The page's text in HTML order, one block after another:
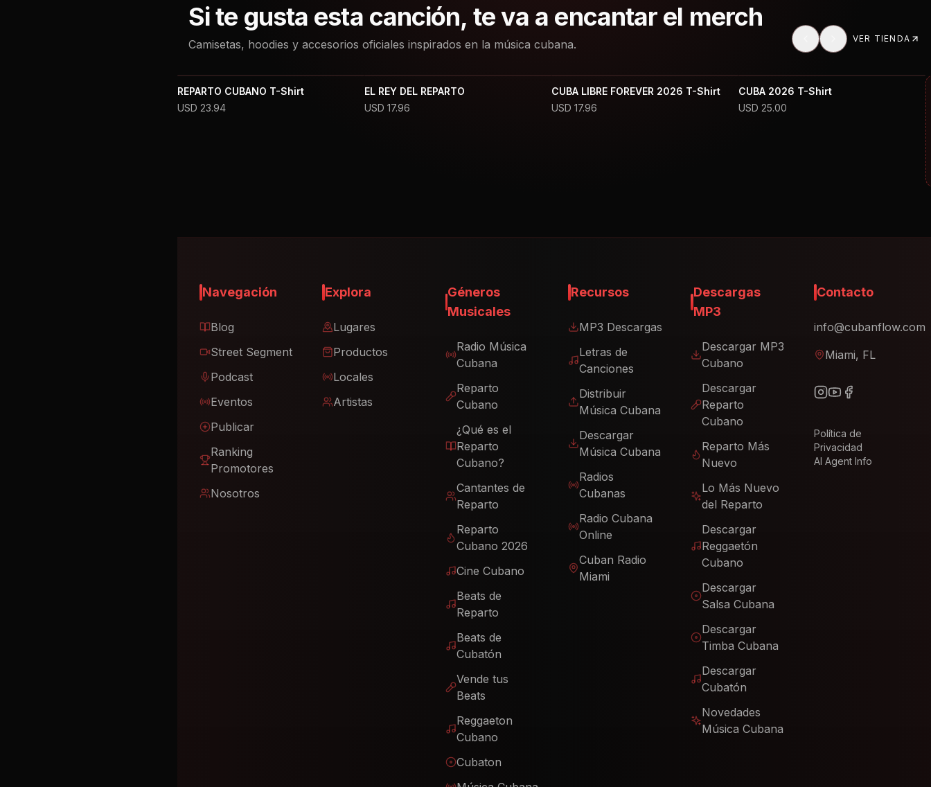
Si te gusta esta canción, te va a encantar el merch
Camisetas, hoodies y accesorios oficiales inspirados en la música cubana. VER TIENDA
REPARTO CUBANO T-Shirt
USD 23.94
EL REY DEL REPARTO
USD 17.96
CUBA LIBRE FOREVER 2026 T-Shirt
USD 17.96
CUBA 2026 T-Shirt
USD 25.00
Navegación
Blog
Street Segment
Podcast
Eventos
Publicar
Ranking
Promotores
Nosotros
Explora
Lugares
Productos
Locales
Artistas
Géneros
Musicales
Radio Música
Cubana
Reparto
Cubano
¿Qué es el
Reparto
Cubano?
Cantantes de
Reparto
Reparto
Cubano 2026
Cine Cubano
Beats de
Reparto
Beats de
Cubatón
Vende tus
Beats
Reggaeton
Cubano
Cubaton
Recursos
MP3 Descargas
Letras de
Canciones
Distribuir
Música Cubana
Descargar
Música Cubana
Radios
Cubanas
Radio Cubana
Online
Cuban Radio
Miami
Descargas
MP3
Descargar MP3
Cubano
Descargar
Reparto
Cubano
Reparto Más
Nuevo
Lo Más Nuevo
del Reparto
Descargar
Reggaetón
Cubano
Descargar
Salsa Cubana
Descargar
Timba Cubana
Descargar
Cubatón
Novedades
Música Cubana
Contacto
info@cubanflow.com
Miami, FL
Política de
Privacidad
AI Agent Info